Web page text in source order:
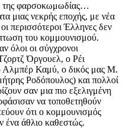
φαρσοκωμωδίας…
μιας νεκρής εποχής, με νέα
περισσότεροι Έλληνες δεν
του κομμουνισμού.
όλοι οι σύγχρονοι
Όργουελ, ο Ρέι
Αλμπέρ Καμύ, ο δικός μας Μ.
Pοδόπουλος) και πολλοί
σαν μια πιο εξελιγμένη
να τοποθετηθούν
ότι ο κομμουνισμός
ένα άθλιο καθεστώς.